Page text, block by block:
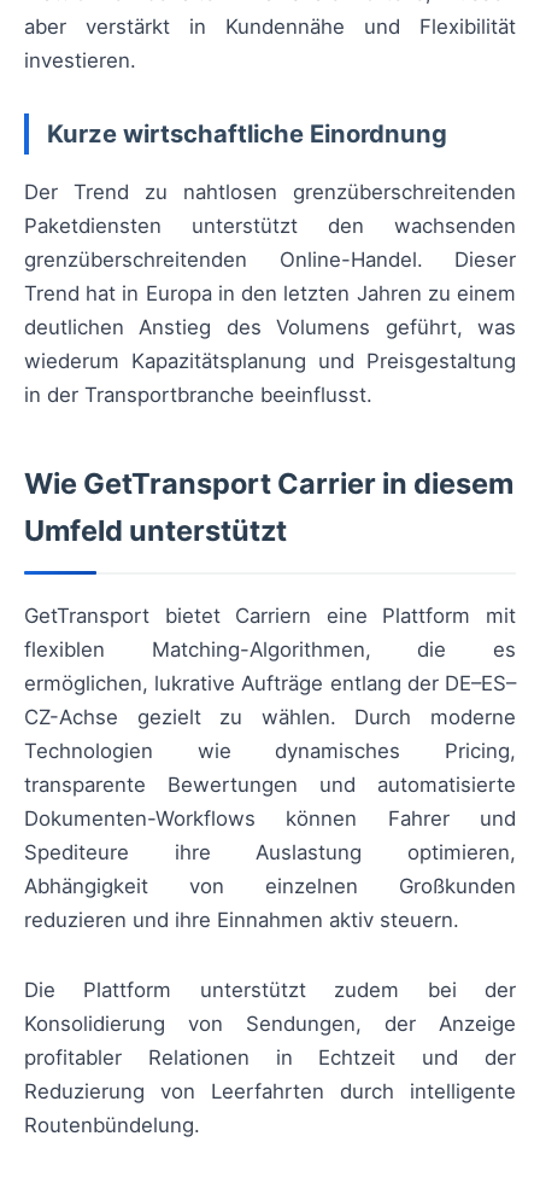
aber verstärkt in Kundennähe und Flexibilität
investieren.
Kurze wirtschaftliche Einordnung
Der Trend zu nahtlosen grenzüberschreitenden
Paketdiensten unterstützt den wachsenden
grenzüberschreitenden Online-Handel. Dieser
Trend hat in Europa in den letzten Jahren zu einem
deutlichen Anstieg des Volumens geführt, was
wiederum Kapazitätsplanung und Preisgestaltung
in der Transportbranche beeinflusst.
Wie GetTransport Carrier in diesem
Umfeld unterstützt
GetTransport bietet Carriern eine Plattform mit
flexiblen Matching-Algorithmen, die es
ermöglichen, lukrative Aufträge entlang der DE–ES–
CZ-Achse gezielt zu wählen. Durch moderne
Technologien wie dynamisches Pricing,
transparente Bewertungen und automatisierte
Dokumenten-Workflows können Fahrer und
Spediteure ihre Auslastung optimieren,
Abhängigkeit von einzelnen Großkunden
reduzieren und ihre Einnahmen aktiv steuern.
Die Plattform unterstützt zudem bei der
Konsolidierung von Sendungen, der Anzeige
profitabler Relationen in Echtzeit und der
Reduzierung von Leerfahrten durch intelligente
Routenbündelung.